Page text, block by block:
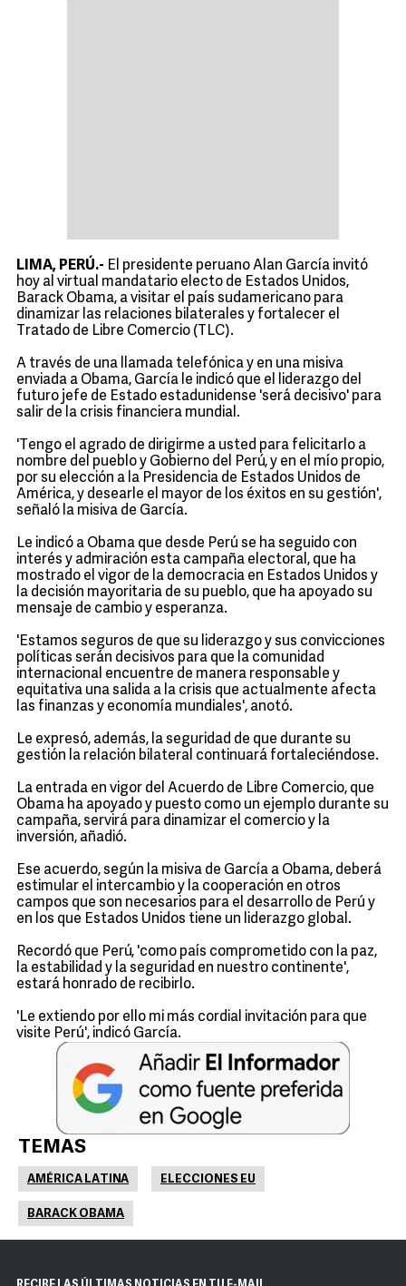
LIMA, PERÚ.- El presidente peruano Alan García invitó
hoy al virtual mandatario electo de Estados Unidos,
Barack Obama, a visitar el país sudamericano para
dinamizar las relaciones bilaterales y fortalecer el
Tratado de Libre Comercio (TLC).
A través de una llamada telefónica y en una misiva
enviada a Obama, García le indicó que el liderazgo del
futuro jefe de Estado estadunidense 'será decisivo' para
salir de la crisis financiera mundial.
'Tengo el agrado de dirigirme a usted para felicitarlo a
nombre del pueblo y Gobierno del Perú, y en el mío propio,
por su elección a la Presidencia de Estados Unidos de
América, y desearle el mayor de los éxitos en su gestión',
señaló la misiva de García.
Le indicó a Obama que desde Perú se ha seguido con
interés y admiración esta campaña electoral, que ha
mostrado el vigor de la democracia en Estados Unidos y
la decisión mayoritaria de su pueblo, que ha apoyado su
mensaje de cambio y esperanza.
'Estamos seguros de que su liderazgo y sus convicciones
políticas serán decisivos para que la comunidad
internacional encuentre de manera responsable y
equitativa una salida a la crisis que actualmente afecta
las finanzas y economía mundiales', anotó.
Le expresó, además, la seguridad de que durante su
gestión la relación bilateral continuará fortaleciéndose.
La entrada en vigor del Acuerdo de Libre Comercio, que
Obama ha apoyado y puesto como un ejemplo durante su
campaña, servirá para dinamizar el comercio y la
inversión, añadió.
Ese acuerdo, según la misiva de García a Obama, deberá
estimular el intercambio y la cooperación en otros
campos que son necesarios para el desarrollo de Perú y
en los que Estados Unidos tiene un liderazgo global.
Recordó que Perú, 'como país comprometido con la paz,
la estabilidad y la seguridad en nuestro continente',
estará honrado de recibirlo.
'Le extiendo por ello mi más cordial invitación para que
visite Perú', indicó García.
TEMAS
AMÉRICA LATINA ELECCIONES EU
BARACK OBAMA